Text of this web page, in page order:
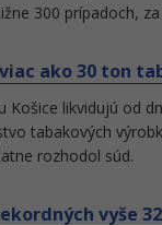
300 prípadoch,
ako 30 ton
Košice likvidujú od
tabakových
rozhodol súd.
vyše